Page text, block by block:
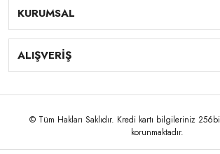
KURUMSAL
ALIŞVERİŞ
© Tüm Hakları Saklıdır. Kredi kartı bilgileriniz
korunmaktadır.